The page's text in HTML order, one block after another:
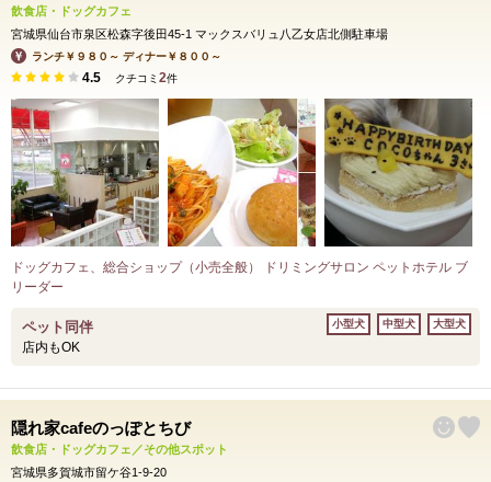
飲食店・ドッグカフェ
宮城県仙台市泉区松森字後田45-1 マックスバリュ八乙女店北側駐車場
ランチ￥９８０～ ディナー￥８００～
4.5 クチコミ 2件
ドッグカフェ、総合ショップ（小売全般） ドリミングサロン ペットホテル ブ
リーダー
ペット同伴
店内もOK
小型犬 中型犬 大型犬
隠れ家cafeのっぽとちび
飲食店・ドッグカフェ／その他スポット
宮城県多賀城市留ケ谷1-9-20